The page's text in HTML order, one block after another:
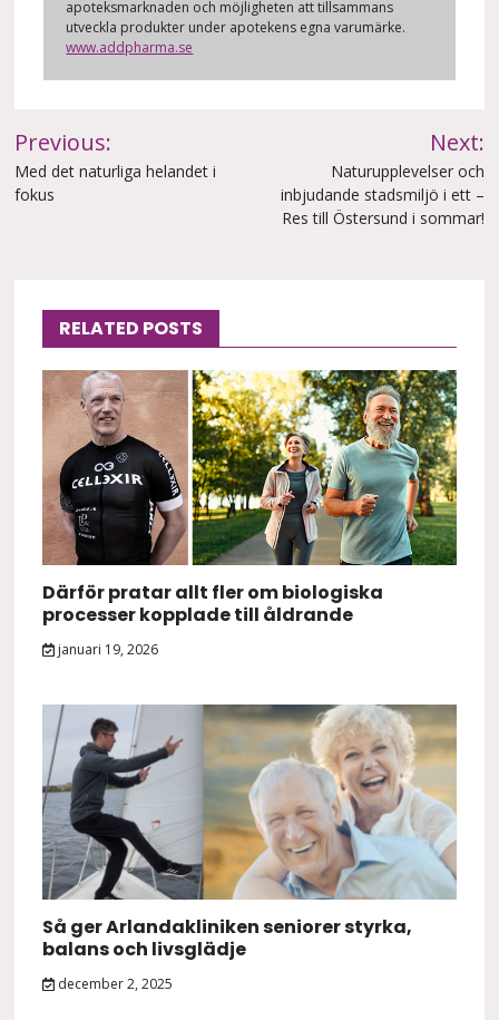
apoteksmarknaden och möjligheten att tillsammans
utveckla produkter under apotekens egna varumärke.
www.addpharma.se
Inläggsnavigering
Previous:
Med det naturliga helandet i
fokus
Next:
Naturupplevelser och
inbjudande stadsmiljö i ett –
Res till Östersund i sommar!
RELATED POSTS
Därför pratar allt fler om biologiska
processer kopplade till åldrande
januari 19, 2026
Så ger Arlandakliniken seniorer styrka,
balans och livsglädje
december 2, 2025